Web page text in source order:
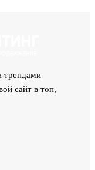
трендами
сайт в топ,